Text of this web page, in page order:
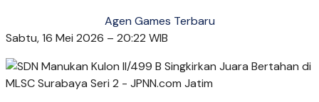
Agen Games Terbaru
Sabtu, 16 Mei 2026 – 20:22 WIB